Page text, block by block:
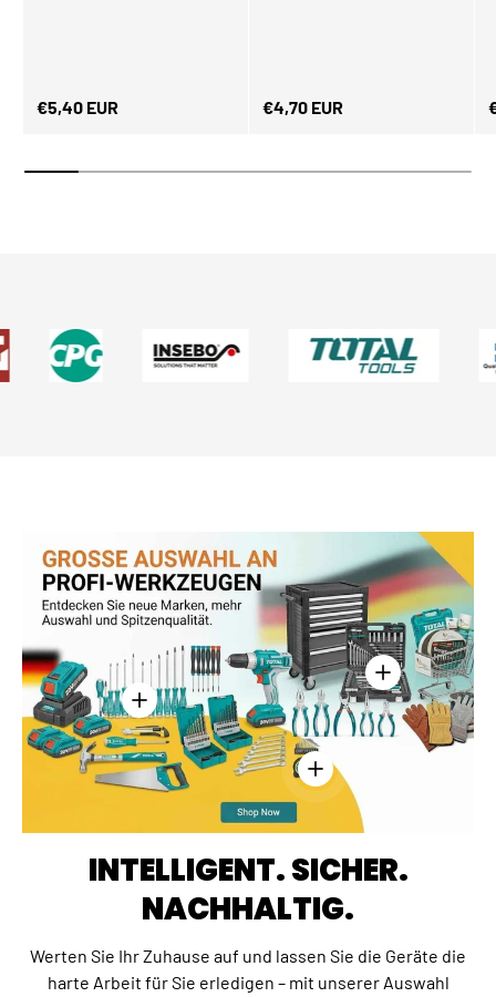
Normaler Preis
€5,40 EUR Normaler Preis
€4,70 EUR
Einzelheiten anzeigen -
Einzelheiten anzeigen -
Einzelheiten
INTELLIGENT. SICHER.
NACHHALTIG.
Werten Sie Ihr Zuhause auf und lassen Sie die Geräte die
harte Arbeit für Sie erledigen – mit unserer Auswahl